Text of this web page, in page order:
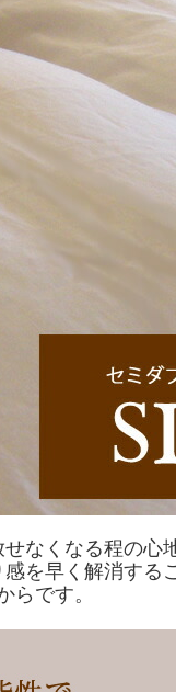
なくなる程の心
を早く解消する
らです。